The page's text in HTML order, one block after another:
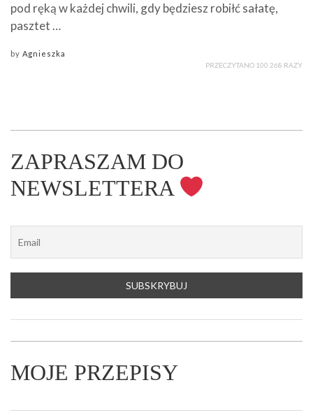
pod ręką w każdej chwili, gdy będziesz robiłć sałatę,
pasztet …
by Agnieszka
PRZECZYTANO 100 268 RAZY
ZAPRASZAM DO
NEWSLETTERA
MOJE PRZEPISY